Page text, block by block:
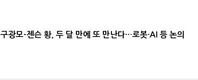
구광모-젠슨 황, 두 달 만에 또 만난다…로봇·AI 등 논의